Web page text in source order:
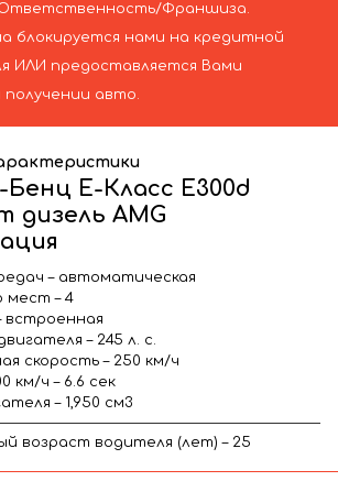
Ответственность/Франшиза.
блокируется нами на кредитной
ИЛИ предоставляется Вами
авто.
Бенц Е-Класс Е300d
дизель AMG
– автоматическая
мест – 4
встроенная
– 245 л. с.
скорость – 250 км/ч
км/ч – 6.6 сек
– 1,950 см3
возраст водителя (лет) – 25